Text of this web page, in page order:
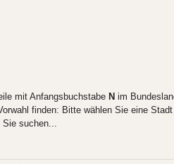
mit Anfangsbuchstabe N im
finden: Bitte wählen Sie eine Stadt
suchen...